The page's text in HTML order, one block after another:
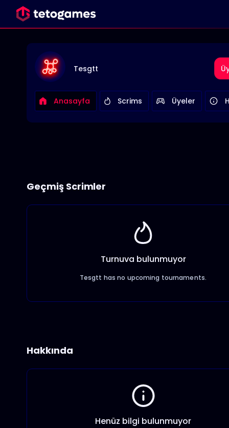
Tesgtt
Anasayfa Scrims Üyeler
Geçmiş Scrimler
Turnuva bulunmuyor
Tesgtt has no upcoming tournaments.
Hakkında
Henüz bilgi bulunmuyor